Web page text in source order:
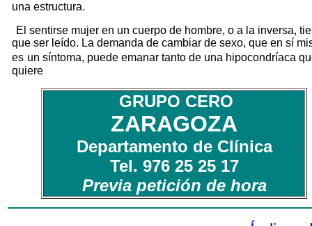
una estructura.
El sentirse mujer en un cuerpo de hombre, o a la inversa,
que ser leído. La demanda de cambiar de sexo, que en sí
es un síntoma, puede emanar tanto de una hipocondríaca
quiere
GRUPO CERO
ZARAGOZA
Departamento de Clínica
Tel. 976 25 25 17
Previa petición de hora